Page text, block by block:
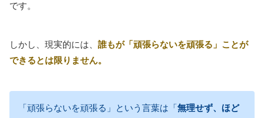
です。
しかし、現実的には、 誰もが「頑張らないを頑張る」ことが
できるとは限りません。
「頑張らないを頑張る」という言葉は「 無理せず、ほど